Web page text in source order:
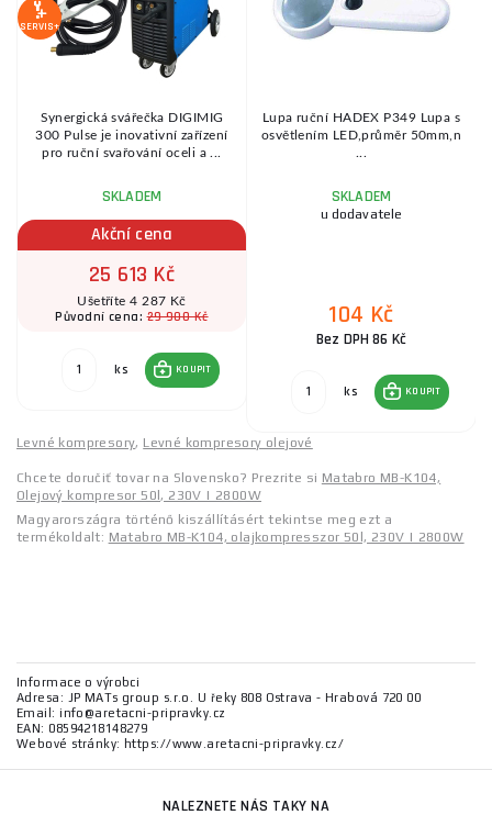
SERVIS+
Synergická svářečka DIGIMIG
300 Pulse je inovativní zařízení
pro ruční svařování oceli a ...
SKLADEM
Akční cena
25 613 Kč
Ušetříte 4 287 Kč
Původní cena:29 900 Kč
ks KOUPIT
Lupa ruční HADEX P349 Lupa s
osvětlením LED,průměr 50mm,n
SKLADEM
u dodavatele
104 Kč
Bez DPH 86 Kč
ks KOUPIT
Levné kompresory, Levné kompresory olejové
Chcete doručiť tovar na Slovensko? Prezrite si Matabro MB-K104,
Olejový kompresor 50l, 230V | 2800W
Magyarországra történő kiszállításért tekintse meg ezt a
termékoldalt: Matabro MB-K104, olajkompresszor 50l, 230V | 2800W
Informace o výrobci
Adresa: JP MATs group s.r.o. U řeky 808 Ostrava - Hrabová 720 00
Email: info@aretacni-pripravky.cz
EAN: 08594218148279
Webové stránky: https://www.aretacni-pripravky.cz/
NALEZNETE NÁS TAKY NA